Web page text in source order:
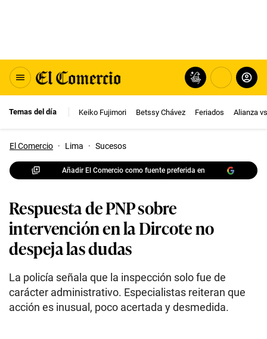
Temas del día Keiko Fujimori Betssy Chávez Feriados Alianza
El Comercio · Lima · Sucesos
Añadir El Comercio como fuente preferida en
Respuesta de PNP sobre
intervención en la Dircote no
despeja las dudas
La policía señala que la inspección solo fue de
carácter administrativo. Especialistas reiteran que
acción es inusual, poco acertada y desmedida.